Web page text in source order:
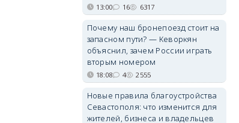
13:00 16 6317
Почему наш бронепоезд стоит на
запасном пути? — Кеворкян
объяснил, зачем России играть
вторым номером
18:08 4 2555
Новые правила благоустройства
Севастополя: что изменится для
жителей, бизнеса и владельцев